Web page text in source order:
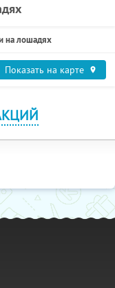
на лошадях
Показать на карте